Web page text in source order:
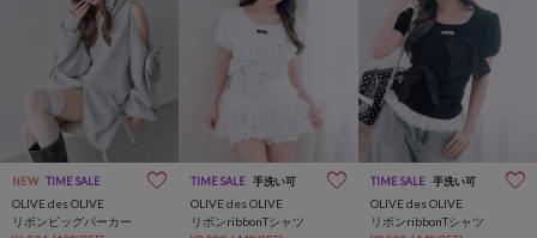
NEW TIME SALE
OLIVE des OLIVE
リボンビッグパーカー
TIME SALE 手洗い可
OLIVE des OLIVE
リボンribbonTシャツ
TIME SALE 手洗い可
OLIVE des OLIVE
リボンribbonTシャツ